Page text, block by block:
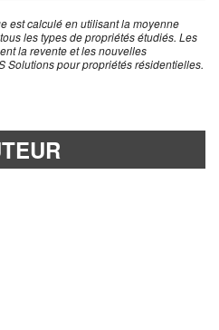
est calculé en utilisant la moyenne
les types de propriétés étudiés. Les
la revente et les nouvelles
Solutions pour propriétés résidentielles.